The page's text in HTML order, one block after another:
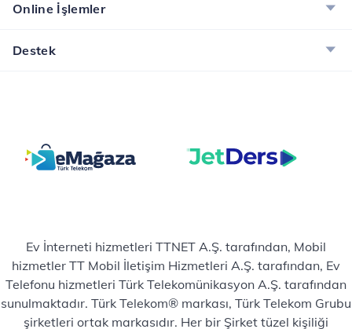
Online İşlemler
Destek
Ev İnterneti hizmetleri TTNET A.Ş. tarafından, Mobil
hizmetler TT Mobil İletişim Hizmetleri A.Ş. tarafından, Ev
Telefonu hizmetleri Türk Telekomünikasyon A.Ş. tarafından
sunulmaktadır. Türk Telekom® markası, Türk Telekom Grubu
şirketleri ortak markasıdır. Her bir Şirket tüzel kişiliği